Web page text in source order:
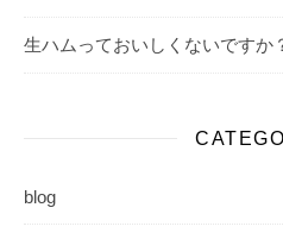
生ハムっておいしくないですか
blog